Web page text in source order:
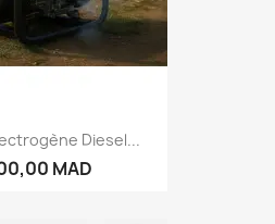
Diesel...
MAD